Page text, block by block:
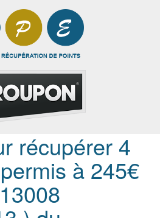
récupérer 4
à 245€